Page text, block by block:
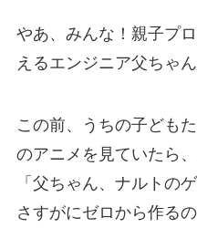
やあ、みんな！親子プ
えるエンジニア父ちゃ
この前、うちの子ども
のアニメを見ていたら
「父ちゃん、ナルトの
さすがにゼロから作る